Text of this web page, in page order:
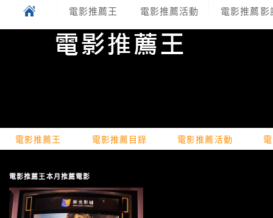
電影推薦王 電影推薦活動 電影推薦影
電影推薦王 電影推薦目錄 電影推薦活動
電影推薦王本月推薦電影